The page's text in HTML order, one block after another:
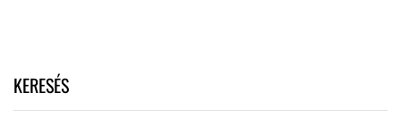
KERESÉS